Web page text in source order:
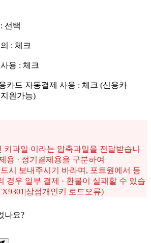
선택
: 체크
용 : 체크
카드 자동결제 사용 : 체크 (신용카
원가능)
파일 이라는 압축파일을 전달받습니
용 · 정기결제용을 구분하여
드시 보내주시기 바라며, 포트원에서 등
경우 일부 결제 · 환불이 실패할 수 있습
상점개인키 로드오류)
나요?